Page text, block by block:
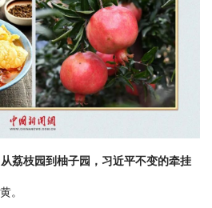
从荔枝园到柚子园，习近平不变的牵挂
。